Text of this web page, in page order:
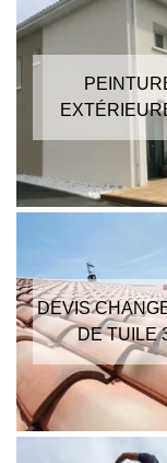
DEVIS
DE TUILE